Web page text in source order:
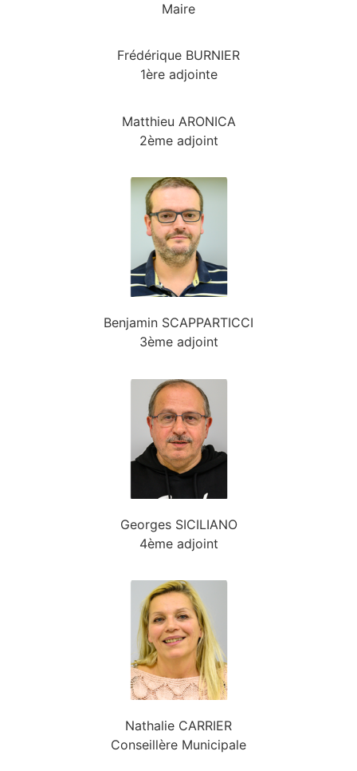
Maire
Frédérique BURNIER
1ère adjointe
Matthieu ARONICA
2ème adjoint
Benjamin SCAPPARTICCI
3ème adjoint
Georges SICILIANO
4ème adjoint
Nathalie CARRIER
Conseillère Municipale